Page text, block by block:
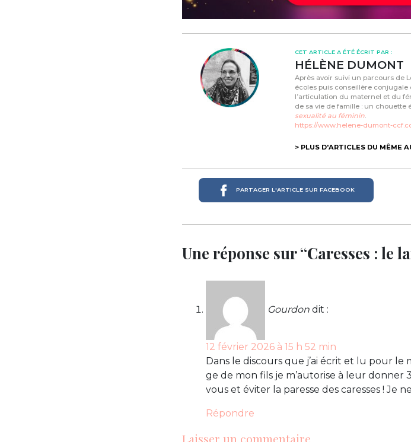
CET ARTICLE A ÉTÉ ÉCRIT PAR :
HÉLÈNE DUMONT
Après avoir suivi un parcours de
écoles puis conseillère
l’articulation du maternel et du
de sa vie de famille : un chouette
sexualité au féminin.
https://www.helene-dumont-
> PLUS D'ARTICLES DU MÊME
PARTAGER L'ARTICLE SUR FACEBOOK
Une réponse sur “Caresses : le
Gourdon dit :
12 février 2026 à 15 h 52 min
Dans le discours que j’ai écrit et lu pour le
ge de mon fils je m’autorise à leur donner
vous et éviter la paresse des caresses ! Je
Répondre
Laisser un commentaire